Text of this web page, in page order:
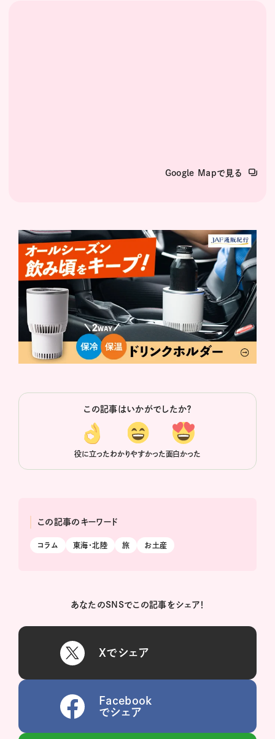
Google Mapで見る
この記事はいかがでしたか？
役に立ったわかりやすかった面白かった
この記事のキーワード
コラム 東海・北陸 旅 お土産
あなたのSNSでこの記事をシェア！
Xでシェア
Facebook
でシェア